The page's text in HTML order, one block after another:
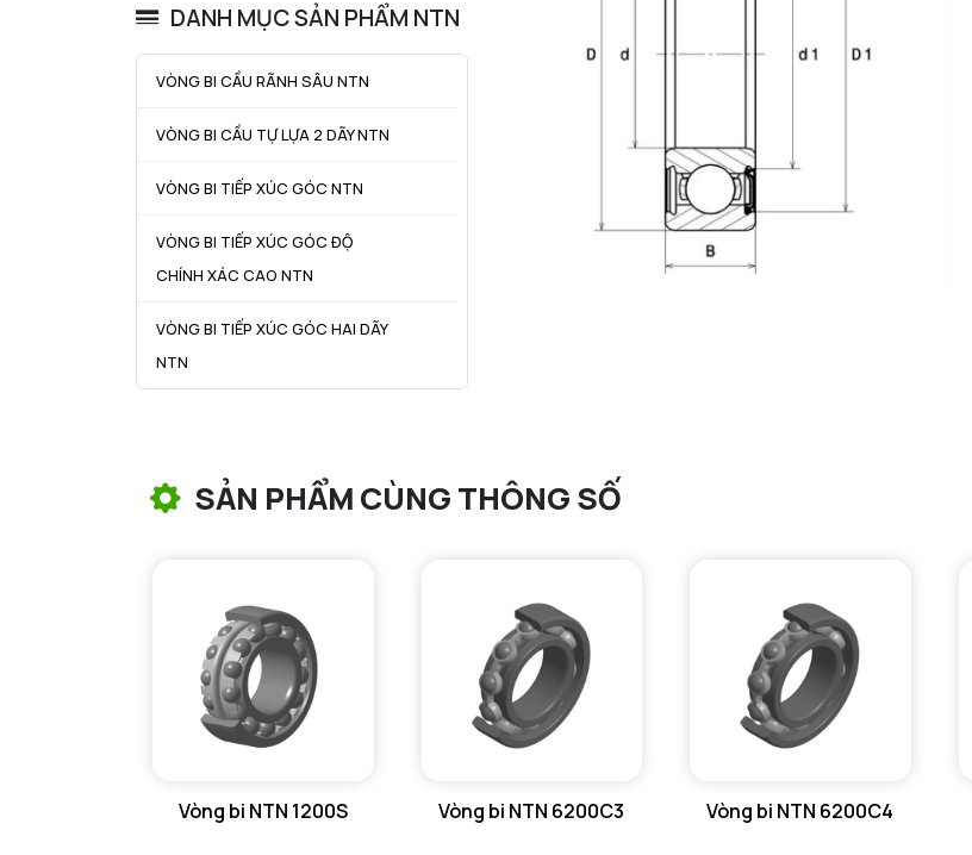
DANH MỤC SẢN PHẨM NTN
VÒNG BI CẦU RÃNH SÂU NTN
VÒNG BI CẦU TỰ LỰA 2 DÃY NTN
VÒNG BI TIẾP XÚC GÓC NTN
VÒNG BI TIẾP XÚC GÓC ĐỘ
CHÍNH XÁC CAO NTN
VÒNG BI TIẾP XÚC GÓC HAI DÃY
NTN
VÒNG BI ĐŨA TRỤ NTN
VÒNG BI KIM NTN
VÒNG BI CHẶN TRỤC NTN
GỐI ĐỠ NTN
SẢN PHẨM CÙNG THÔNG SỐ
Vòng bi NTN 1200S Vòng bi NTN 6200C3 Vòng bi NTN 6200C4